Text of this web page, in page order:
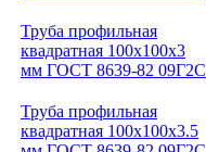
Труба профильная
квадратная 100x100x3
мм ГОСТ 8639-82 09Г2С
Труба профильная
квадратная 100x100x3.5